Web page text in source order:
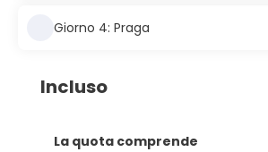
Giorno 4: Praga
Incluso
La quota comprende